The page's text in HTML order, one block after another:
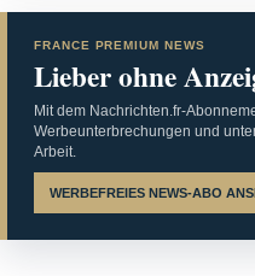
FRANCE PREMIUM NEWS
Lieber ohne
Mit dem Nachrichten.fr-
Werbeunterbrechungen und
Arbeit.
WERBEFREIES NEWS-ABO